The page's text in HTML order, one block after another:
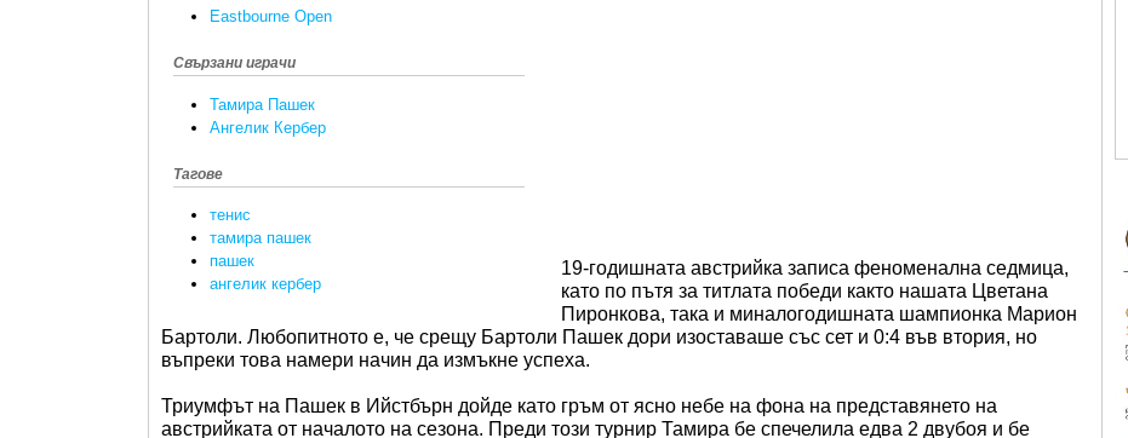
Eastbourne Open
Свързани играчи
Тамира Пашек
Ангелик Кербер
Тагове
тенис
тамира пашек
пашек
ангелик кербер
19-годишната австрийка записа феноменална седмица,
като по пътя за титлата победи както нашата Цветана
Пиронкова, така и миналогодишната шампионка Марион
Бартоли. Любопитното е, че срещу Бартоли Пашек дори изоставаше със сет и 0:4 във втория, но
въпреки това намери начин да измъкне успеха.
Триумфът на Пашек в Ийстбърн дойде като гръм от ясно небе на фона на представянето на
австрийката от началото на сезона. Преди този турнир Тамира бе спечелила едва 2 двубоя и бе